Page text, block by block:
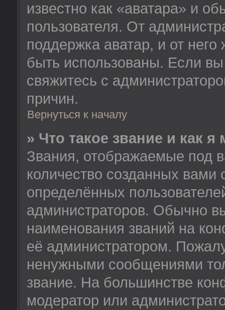
известно как «аватара» и
пользователя. От
поддержка аватар, и от него
быть использованы. Если
свяжитесь с
причин.
Вернуться к началу
» Что такое звание и как я
Звания, отображаемые под
количество созданных
определённых
администраторов. Обычно
наименования званий на
её администратором.
ненужными сообщениями
звание. На большинстве
модератор или